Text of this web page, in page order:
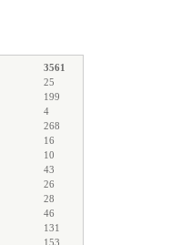
3561
25
199
4
268
16
10
43
26
28
46
131
153